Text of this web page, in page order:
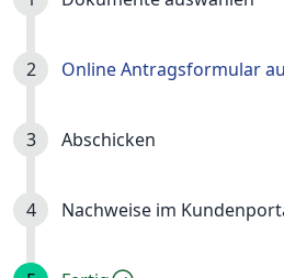
Online Antragsformular
Abschicken
Nachweise im